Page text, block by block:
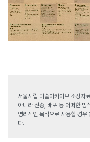
서울시립 미술아카이브 소장자
아니라 전송, 배포 등 어떠한 방
영리적인 목적으로 사용할 경우
다.